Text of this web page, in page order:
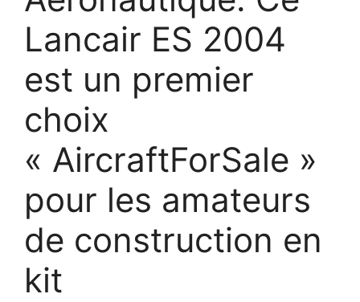
Lancair ES 2004
est un premier
choix
« AircraftForSale »
pour les amateurs
de construction en
kit